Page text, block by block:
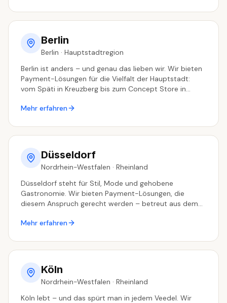
Berlin
Berlin · Hauptstadtregion
Berlin ist anders – und genau das lieben wir. Wir bieten
Payment-Lösungen für die Vielfalt der Hauptstadt:
vom Späti in Kreuzberg bis zum Concept Store in
kompetent.
Mehr erfahren
Düsseldorf
Nordrhein-Westfalen · Rheinland
Düsseldorf steht für Stil, Mode und gehobene
Gastronomie. Wir bieten Payment-Lösungen, die
diesem Anspruch gerecht werden – betreut aus dem
Mehr erfahren
Köln
Nordrhein-Westfalen · Rheinland
Köln lebt – und das spürt man in jedem Veedel. Wir